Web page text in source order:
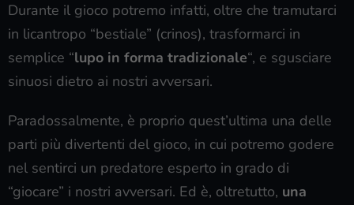
Durante il gioco potremo infatti, oltre che tramutarci
in licantropo “bestiale” (crinos), trasformarci in
semplice “lupo in forma tradizionale“, e sgusciare
sinuosi dietro ai nostri avversari.
Paradossalmente, è proprio quest’ultima una delle
parti più divertenti del gioco, in cui potremo godere
nel sentirci un predatore esperto in grado di
“giocare” i nostri avversari. Ed è, oltretutto, una